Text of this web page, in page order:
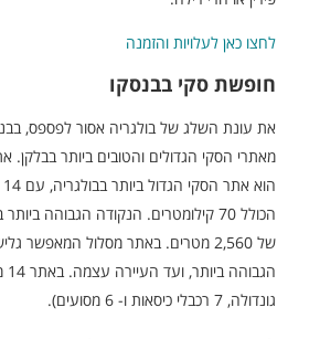
לחצו כאן לעלויות והזמנה
חופשת סקי בבנסקו
את עונת השלג של בולגריה אסור לפספס,
מאתרי הסקי הגדולים והטובים ביותר בבלקן.
הכולל 70 קילומטרים. הנקודה הגבוהה
של 2,560 מטרים. באתר מסלול המאפשר
גונדולה, 7 רכבלי כיסאות ו- 6 מסועים).